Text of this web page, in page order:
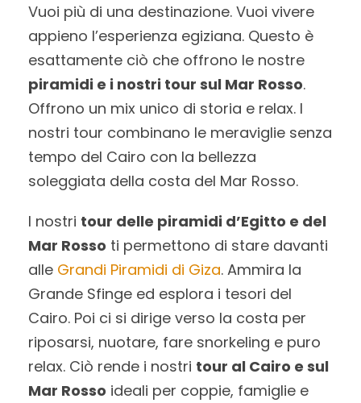
Vuoi più di una destinazione. Vuoi vivere
appieno l’esperienza egiziana. Questo è
esattamente ciò che offrono le nostre
piramidi e i nostri tour sul Mar Rosso.
Offrono un mix unico di storia e relax. I
nostri tour combinano le meraviglie senza
tempo del Cairo con la bellezza
soleggiata della costa del Mar Rosso.
I nostri tour delle piramidi d’Egitto e del
Mar Rosso ti permettono di stare davanti
alle Grandi Piramidi di Giza. Ammira la
Grande Sfinge ed esplora i tesori del
Cairo. Poi ci si dirige verso la costa per
riposarsi, nuotare, fare snorkeling e puro
relax. Ciò rende i nostri tour al Cairo e sul
Mar Rosso ideali per coppie, famiglie e